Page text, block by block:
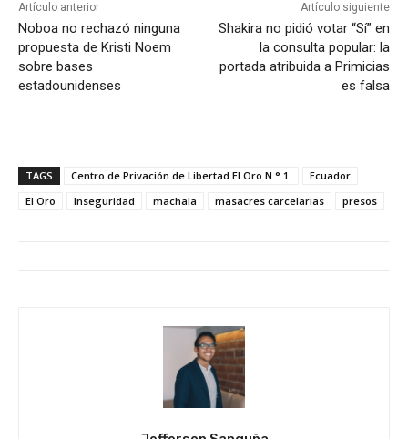
Artículo anterior
Noboa no rechazó ninguna
propuesta de Kristi Noem
sobre bases
estadounidenses
Artículo siguiente
Shakira no pidió votar “Sí” en
la consulta popular: la
portada atribuida a Primicias
es falsa
TAGS Centro de Privación de Libertad El Oro N.° 1.
Ecuador
El Oro
Inseguridad machala masacres carcelarias presos